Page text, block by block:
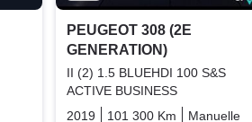
PEUGEOT 308 (2E
GENERATION)
II (2) 1.5 BLUEHDI 100 S&S
ACTIVE BUSINESS
2019
101 300 Km Manuelle